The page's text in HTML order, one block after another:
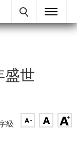
盛世
級